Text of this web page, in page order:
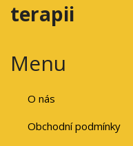
terapii
Menu
O nás
Obchodní podmínky